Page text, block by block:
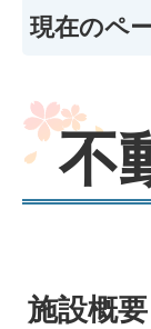
現在のペ
不
施設概要